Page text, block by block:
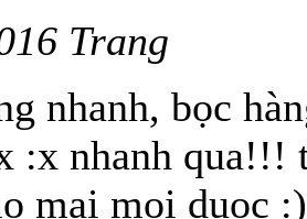
Trang
nhanh, bọc
:x nhanh qua!!!
mai moi duoc